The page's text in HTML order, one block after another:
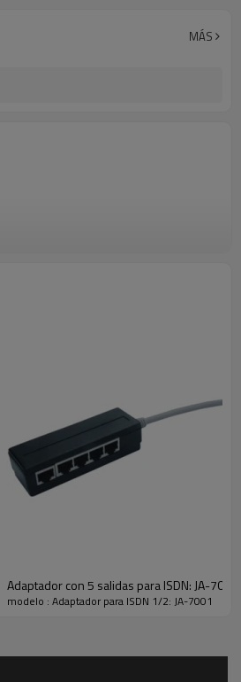
MÁS
Adaptador con 5 salidas para ISDN: JA-7005
modelo : Adaptador para ISDN 1/2: JA-7001